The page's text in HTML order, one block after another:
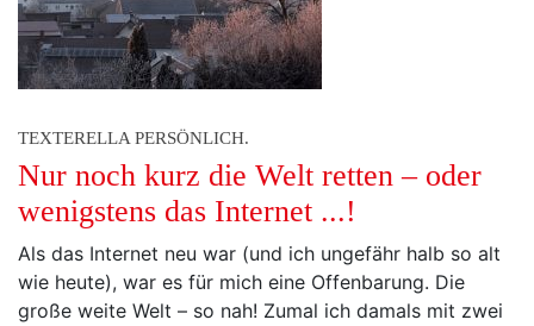
TEXTERELLA PERSÖNLICH.
Nur noch kurz die Welt retten – oder
wenigstens das Internet ...!
Als das Internet neu war (und ich ungefähr halb so alt
wie heute), war es für mich eine Offenbarung. Die
große weite Welt – so nah! Zumal ich damals mit zwei